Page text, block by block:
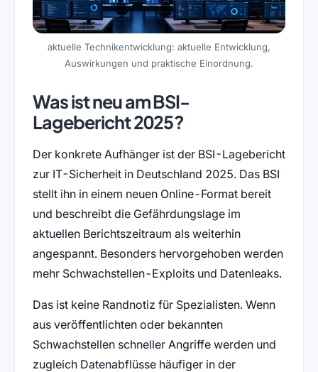
aktuelle Technikentwicklung: aktuelle Entwicklung,
Auswirkungen und praktische Einordnung.
Was ist neu am BSI-
Lagebericht 2025?
Der konkrete Aufhänger ist der BSI-Lagebericht
zur IT-Sicherheit in Deutschland 2025. Das BSI
stellt ihn in einem neuen Online-Format bereit
und beschreibt die Gefährdungslage im
aktuellen Berichtszeitraum als weiterhin
angespannt. Besonders hervorgehoben werden
mehr Schwachstellen-Exploits und Datenleaks.
Das ist keine Randnotiz für Spezialisten. Wenn
aus veröffentlichten oder bekannten
Schwachstellen schneller Angriffe werden und
zugleich Datenabflüsse häufiger in der